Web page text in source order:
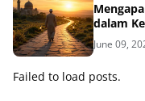
dalam
June 09,
Failed to load posts.